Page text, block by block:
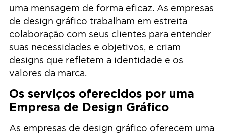
uma mensagem de forma eficaz. As empresas
de design gráfico trabalham em estreita
colaboração com seus clientes para entender
suas necessidades e objetivos, e criam
designs que refletem a identidade e os
valores da marca.
Os serviços oferecidos por uma
Empresa de Design Gráfico
As empresas de design gráfico oferecem uma